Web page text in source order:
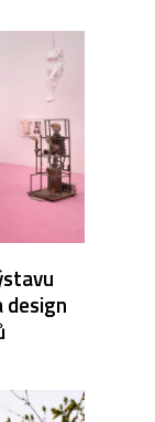
design